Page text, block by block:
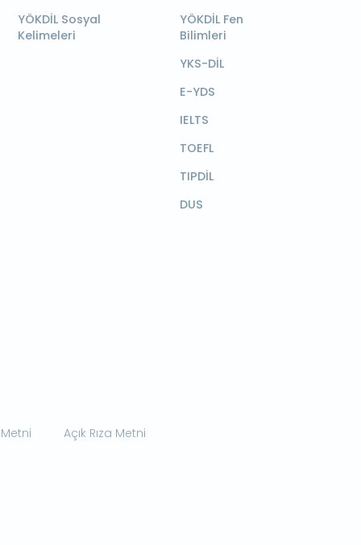
YÖKDİL Sosyal
Kelimeleri
YÖKDİL Fen
Bilimleri
YKS-DİL
E-YDS
IELTS
TOEFL
TIPDİL
DUS
Açık Rıza Metni